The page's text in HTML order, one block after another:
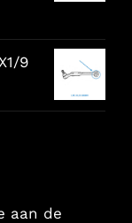
9
aan de